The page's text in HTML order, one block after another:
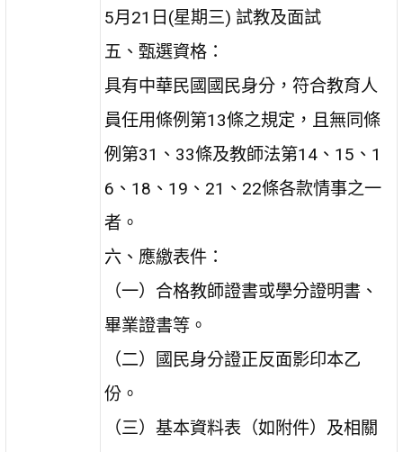
5月21日(星期三) 試教及面試
五、甄選資格：
具有中華民國國民身分，符合教育人
員任用條例第13條之規定，且無同條
例第31、33條及教師法第14、15、1
6、18、19、21、22條各款情事之一
者。
六、應繳表件：
（一）合格教師證書或學分證明書、
畢業證書等。
（二）國民身分證正反面影印本乙
份。
（三）基本資料表（如附件）及相關